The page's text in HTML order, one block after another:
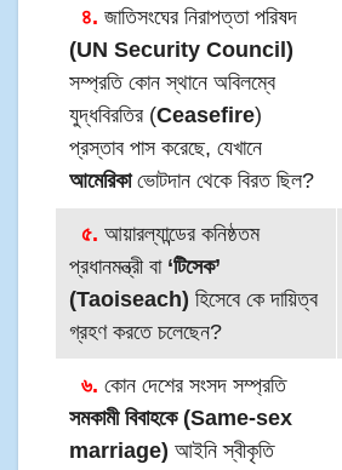
৪. জাতিসংঘের নিরাপত্তা পরিষদ
(UN Security Council)
সম্প্রতি কোন স্থানে অবিলম্বে
যুদ্ধবিরতির (Ceasefire)
প্রস্তাব পাস করেছে, যেখানে
আমেরিকাভোটদান থেকে বিরত ছিল?
৫. আয়ারল্যান্ডের কনিষ্ঠতম
প্রধানমন্ত্রী বা‘টিসেক’
(Taoiseach) হিসেবে কে দায়িত্ব
গ্রহণ করতে চলেছেন?
৬. কোন দেশের সংসদ সম্প্রতি
সমকামী বিবাহকে (Same-sex
marriage) আইনি স্বীকৃতি